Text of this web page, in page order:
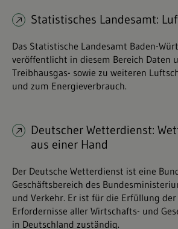
Statistisches Landesamt:
Das Statistische Landesamt Baden-
veröffentlicht in diesem Bereich Daten
Treibhausgas- sowie zu weiteren
und zum Energieverbrauch.
Deutscher Wetterdienst:
aus einer Hand
Der Deutsche Wetterdienst ist eine
Geschäftsbereich des
und Verkehr. Er ist für die Erfüllung
Erfordernisse aller Wirtschafts- und
in Deutschland zuständig.